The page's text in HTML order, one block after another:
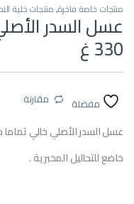
منتجات خاصة فاخرة,منتجات خلية
عسل السدر
330 غ
مفضلة مقارنة
عسل السدر الأصلي خالي تماما
خاضع للتحاليل المخبرية .